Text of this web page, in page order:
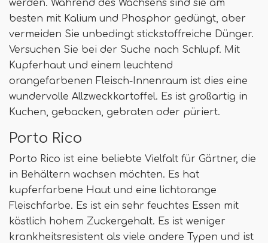
werden. Während des Wachsens sind sie am
besten mit Kalium und Phosphor gedüngt, aber
vermeiden Sie unbedingt stickstoffreiche Dünger.
Versuchen Sie bei der Suche nach Schlupf. Mit
Kupferhaut und einem leuchtend
orangefarbenen Fleisch-Innenraum ist dies eine
wundervolle Allzweckkartoffel. Es ist großartig in
Kuchen, gebacken, gebraten oder püriert.
Porto Rico
Porto Rico ist eine beliebte Vielfalt für Gärtner, die
in Behältern wachsen möchten. Es hat
kupferfarbene Haut und eine lichtorange
Fleischfarbe. Es ist ein sehr feuchtes Essen mit
köstlich hohem Zuckergehalt. Es ist weniger
krankheitsresistent als viele andere Typen und ist